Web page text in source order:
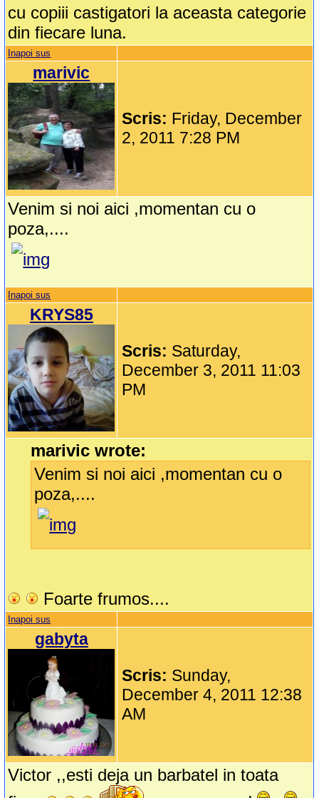
cu copiii castigatori la aceasta categorie
din fiecare luna.
Inapoi sus
marivic
Scris: Friday, December
2, 2011 7:28 PM
Venim si noi aici ,momentan cu o
poza,....
Inapoi sus
KRYS85
Scris: Saturday,
December 3, 2011 11:03
PM
marivic wrote:
Venim si noi aici ,momentan cu o
poza,....
Foarte frumos....
Inapoi sus
gabyta
Scris: Sunday,
December 4, 2011 12:38
AM
Victor ,,esti deja un barbatel in toata